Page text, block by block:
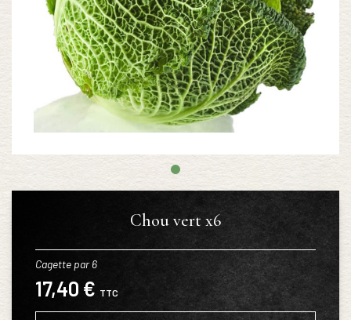
Chou vert x6
Cagette par 6
17,40 € TTC